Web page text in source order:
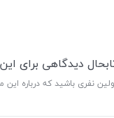
دیدگاهی برای
نفری باشید که درباره